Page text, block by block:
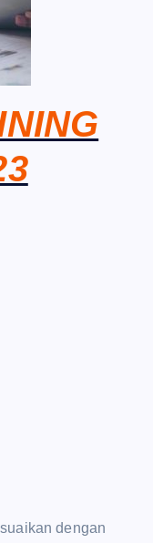
dengan